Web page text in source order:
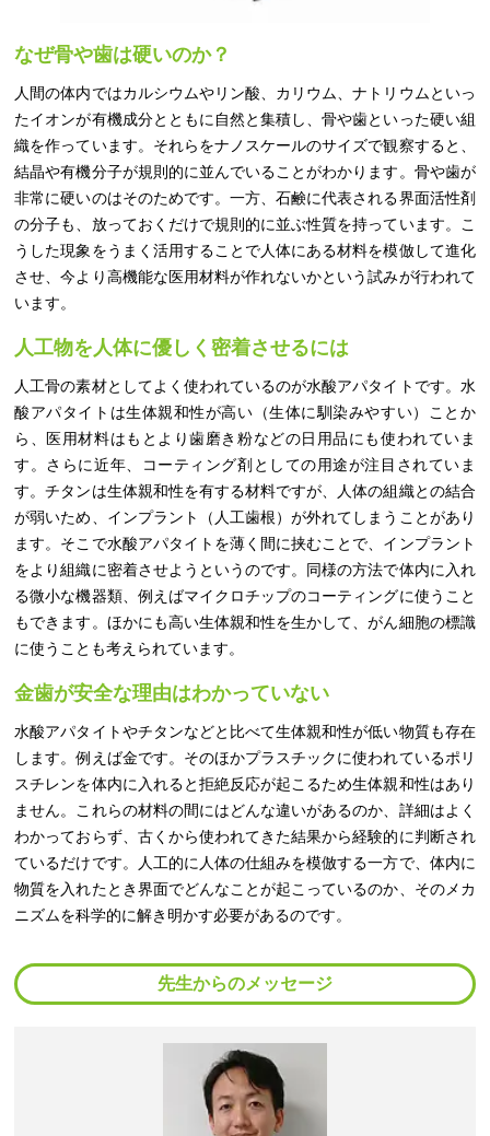
なぜ骨や歯は硬いのか？
人間の体内ではカルシウムやリン酸、カリウム、ナトリウムといっ
たイオンが有機成分とともに自然と集積し、骨や歯といった硬い組
織を作っています。それらをナノスケールのサイズで観察すると、
結晶や有機分子が規則的に並んでいることがわかります。骨や歯が
非常に硬いのはそのためです。一方、石鹸に代表される界面活性剤
の分子も、放っておくだけで規則的に並ぶ性質を持っています。こ
うした現象をうまく活用することで人体にある材料を模倣して進化
させ、今より高機能な医用材料が作れないかという試みが行われて
います。
人工物を人体に優しく密着させるには
人工骨の素材としてよく使われているのが水酸アパタイトです。水
酸アパタイトは生体親和性が高い（生体に馴染みやすい）ことか
ら、医用材料はもとより歯磨き粉などの日用品にも使われていま
す。さらに近年、コーティング剤としての用途が注目されていま
す。チタンは生体親和性を有する材料ですが、人体の組織との結合
が弱いため、インプラント（人工歯根）が外れてしまうことがあり
ます。そこで水酸アパタイトを薄く間に挟むことで、インプラント
をより組織に密着させようというのです。同様の方法で体内に入れ
る微小な機器類、例えばマイクロチップのコーティングに使うこと
もできます。ほかにも高い生体親和性を生かして、がん細胞の標識
に使うことも考えられています。
金歯が安全な理由はわかっていない
水酸アパタイトやチタンなどと比べて生体親和性が低い物質も存在
します。例えば金です。そのほかプラスチックに使われているポリ
スチレンを体内に入れると拒絶反応が起こるため生体親和性はあり
ません。これらの材料の間にはどんな違いがあるのか、詳細はよく
わかっておらず、古くから使われてきた結果から経験的に判断され
ているだけです。人工的に人体の仕組みを模倣する一方で、体内に
物質を入れたとき界面でどんなことが起こっているのか、そのメカ
ニズムを科学的に解き明かす必要があるのです。
先生からのメッセージ